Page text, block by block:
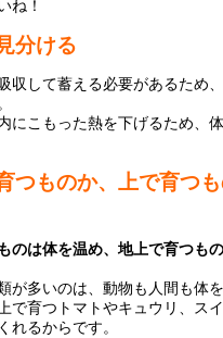
ね！
分ける
収して蓄える必要があるため
にこもった熱を下げるため、
つものか、上で育つ
のは体を温め、地上で育つも
が多いのは、動物も人間も体
で育つトマトやキュウリ、ス
れるからです。